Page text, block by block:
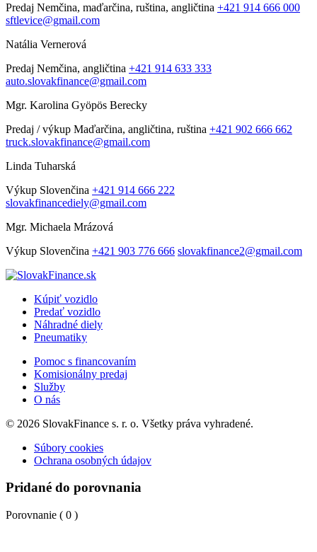
Predaj Nemčina, maďarčina, ruština, angličtina +421 914 666 000
sftlevice@gmail.com
Natália Vernerová
Predaj Nemčina, angličtina +421 914 633 333
auto.slovakfinance@gmail.com
Mgr. Karolina Gyöpös Berecky
Predaj / výkup Maďarčina, angličtina, ruština +421 902 666 662
truck.slovakfinance@gmail.com
Linda Tuharská
Výkup Slovenčina +421 914 666 222
slovakfinancediely@gmail.com
Mgr. Michaela Mrázová
Výkup Slovenčina +421 903 776 666 slovakfinance2@gmail.com
Kúpiť vozidlo
Predať vozidlo
Náhradné diely
Pneumatiky
Pomoc s financovaním
Komisionálny predaj
Služby
O nás
© 2026 SlovakFinance s. r. o. Všetky práva vyhradené.
Súbory cookies
Ochrana osobných údajov
Pridané do porovnania
Porovnanie ( 0 )